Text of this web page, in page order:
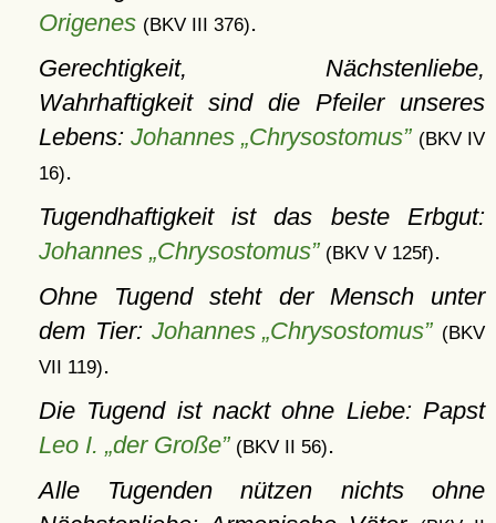
Origenes (BKV III 376).
Gerechtigkeit, Nächstenliebe,
Wahrhaftigkeit sind die Pfeiler unseres
Lebens:Johannes „Chrysostomus” (BKV IV
16).
Tugendhaftigkeit ist das beste Erbgut:
Johannes „Chrysostomus” (BKV V 125f).
Ohne Tugend steht der Mensch unter
dem Tier:Johannes „Chrysostomus” (BKV
VII 119).
Die Tugend ist nackt ohne Liebe: Papst
Leo I. „der Große” (BKV II 56).
Alle Tugenden nützen nichts ohne